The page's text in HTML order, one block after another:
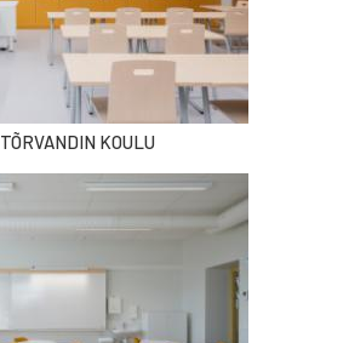
TÕRVANDIN KOULU